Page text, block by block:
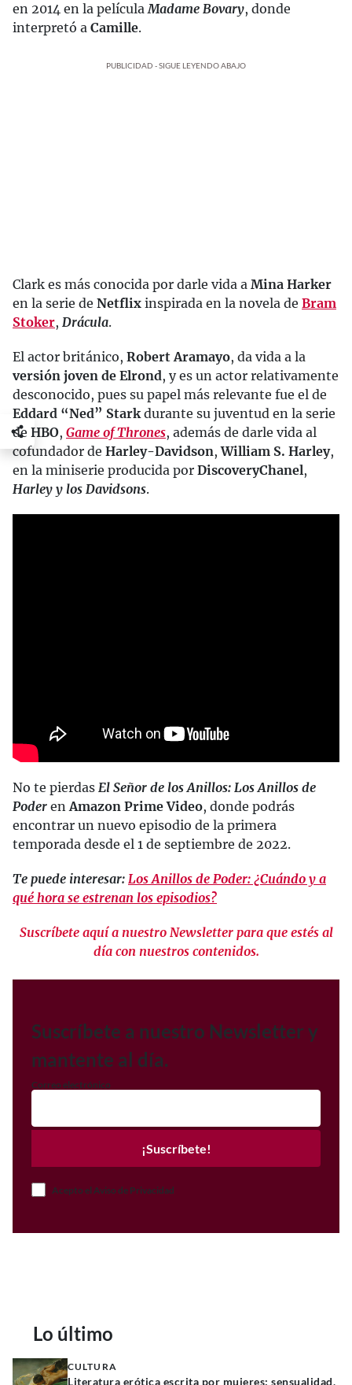
en 2014 en la películaMadame Bovary, donde
interpretó a Camille.
PUBLICIDAD - SIGUE LEYENDO ABAJO
Clark es más conocida por darle vida a Mina Harker
en la serie de Netflix inspirada en la novela de Bram
Stoker, Drácula.
El actor británico, Robert Aramayo, da vida a la
versión joven de Elrond, y es un actor relativamente
desconocido, pues su papel más relevante fue el de
Eddard “Ned” Starkdurante su juventud en la serie
de HBO, Game of Thrones, además de darle vida al
cofundador de Harley-Davidson, William S. Harley,
en la miniserie producida por DiscoveryChanel,
Harley y los Davidsons.
No te pierdas El Señor de los Anillos: Los Anillos de
Poder enAmazon Prime Video, donde podrás
encontrar un nuevo episodio de la primera
temporada desde el 1 de septiembre de 2022.
Te puede interesar: Los Anillos de Poder: ¿Cuándo y a
qué hora se estrenan los episodios?
Suscríbete aquí a nuestro Newsletter para que estés al
día con nuestros contenidos.
Suscríbete a nuestro Newsletter y
mantente al día.
Correo electrónico
¡Suscríbete!
Acepto el Aviso de Privacidad
Lo último
CULTURA
Literatura erótica escrita por mujeres: sensualidad,